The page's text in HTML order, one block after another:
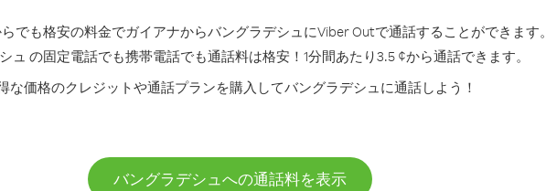
でも格安の料金でガイアナからバングラデシュにViber Outで通話することができます。
ュ の固定電話でも携帯電話でも通話料は格安！1分間あたり3.5 ¢から通話できます。
な価格のクレジットや通話プランを購入してバングラデシュに通話しよう！
バングラデシュへの通話料を表示